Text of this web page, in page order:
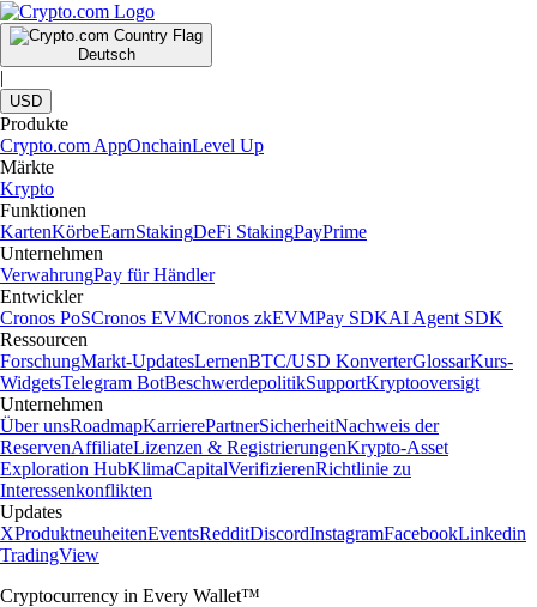
Deutsch
|
USD
Produkte
Crypto.com AppOnchainLevel Up
Märkte
Krypto
Funktionen
KartenKörbeEarnStakingDeFi StakingPayPrime
Unternehmen
VerwahrungPay für Händler
Entwickler
Cronos PoSCronos EVMCronos zkEVMPay SDKAI Agent SDK
Ressourcen
ForschungMarkt-UpdatesLernenBTC/USD KonverterGlossarKurs-
WidgetsTelegram BotBeschwerdepolitikSupportKryptooversigt
Unternehmen
Über unsRoadmapKarrierePartnerSicherheitNachweis der
ReservenAffiliateLizenzen & RegistrierungenKrypto-Asset
Exploration HubKlimaCapitalVerifizierenRichtlinie zu
Interessenkonflikten
Updates
XProduktneuheitenEventsRedditDiscordInstagramFacebookLinkedin
TradingView
Cryptocurrency in Every Wallet™